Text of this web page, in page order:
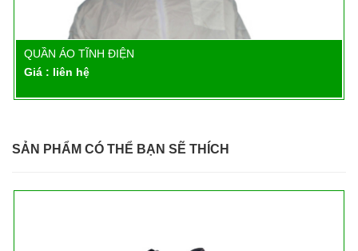
QUẦN ÁO TĨNH ĐIỆN
Giá : liên hệ
SẢN PHẨM CÓ THỂ BẠN SẼ THÍCH